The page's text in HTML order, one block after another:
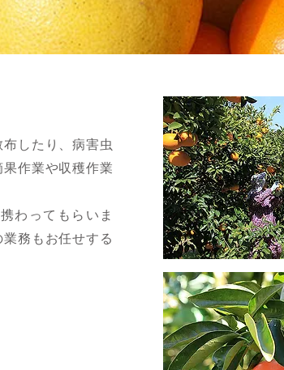
したり、病害虫
作業や収穫作業
わってもらいま
務もお任せする